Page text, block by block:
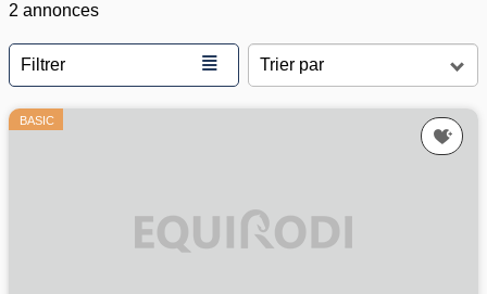
2 annonces
Filtrer ≣
BASIC